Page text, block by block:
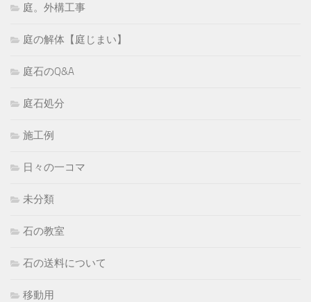
庭。外構工事
庭の解体【庭じまい】
庭石のQ&A
庭石処分
施工例
日々の一コマ
未分類
石の教室
石の送料について
移動用